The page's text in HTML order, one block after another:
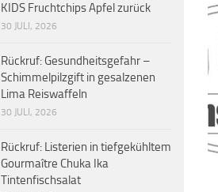
KIDS Fruchtchips Apfel zurück
30 JULI, 2026
Rückruf: Gesundheitsgefahr –
Schimmelpilzgift in gesalzenen
Lima Reiswaffeln
30 JULI, 2026
Rückruf: Listerien in tiefgekühltem
Gourmaître Chuka Ika
Tintenfischsalat